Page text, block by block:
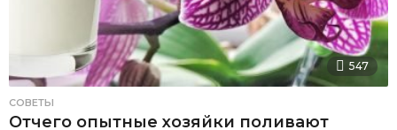
547
СОВЕТЫ
Отчего опытные хозяйки поливают